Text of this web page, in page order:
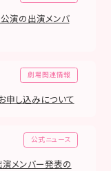
公演の出演メンバ
劇場関連情報
申し込みについて
公式ニュース
メンバー発表の